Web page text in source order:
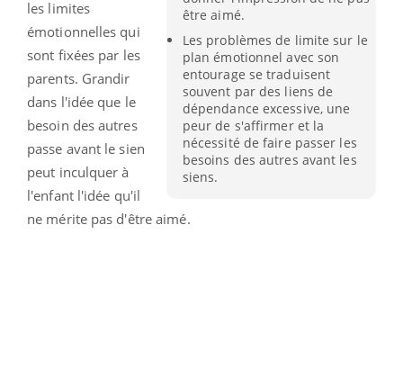
être aimé.
Les problèmes de limite sur le
plan émotionnel avec son
entourage se traduisent
souvent par des liens de
dépendance excessive, une
peur de s'affirmer et la
nécessité de faire passer les
besoins des autres avant les
siens.
les limites
émotionnelles qui
sont fixées par les
parents. Grandir
dans l'idée que le
besoin des autres
passe avant le sien
peut inculquer à
l'enfant l'idée qu'il
ne mérite pas d'être aimé.